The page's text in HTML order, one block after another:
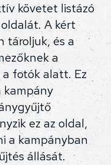
követet listázó
A kért
tároljuk, és a
a
fotók alatt. Ez
kampány
ez az oldal,
a kampányban
állását.